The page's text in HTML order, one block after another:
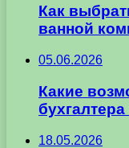
Как
ванной
05.06.2026
Какие
18.05.2026